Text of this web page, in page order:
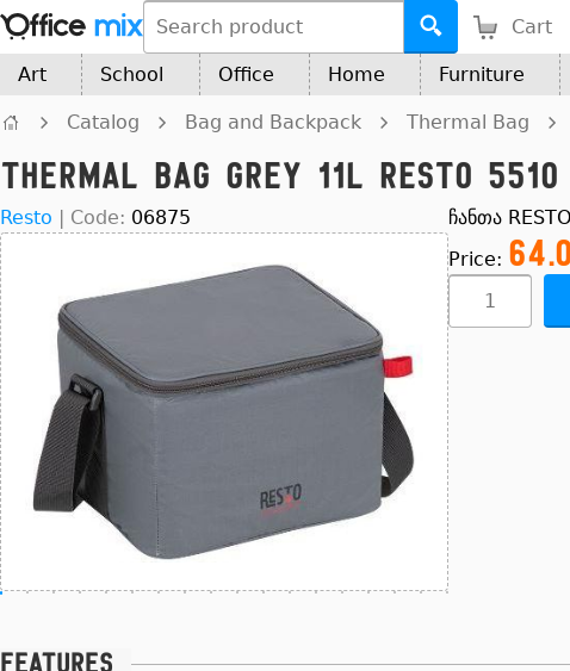
Cart
Art School Office Home Furniture
Catalog Bag and Backpack Thermal Bag
Thermal bag grey 11L RESTO 5510
Resto | Code: 06875
ჩანთა
Price:
Features